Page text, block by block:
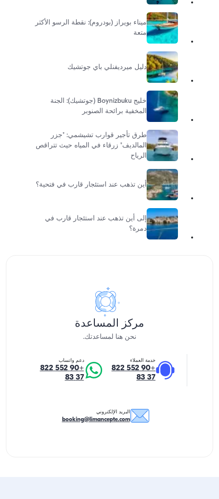
ميناء بويراز (بودروم): نقطة الرسو الأكثر
متعة
دليل ميرديفنلي باي جوتشيك
خليج Boynizbuku (جوتشيك): الجنة
المخفية برائحة الصنوبر
طرق تأجير قوارب تشيشمي: "جزر
المالديف" زرقاء في المياه حيث تتراقص
الرياح
أين تذهب عند استئجار قارب في فتحية؟
إلى أين تذهب عند استئجار قارب في
دمرة؟
مركز المساعدة
نحن هنا لمساعدتك.
خدمة العملاء
+90 552 822
37 83
دعم واتساب
+90 552 822
37 83
البريد الإلكتروني
booking@limancepte.com